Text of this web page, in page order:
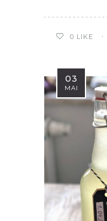
0 LIKE
03
MAI